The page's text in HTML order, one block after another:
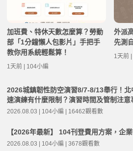
加班費、特休天數怎麼算？勞動
部「1分鐘懶人包影片」手把手
教你用系統輕鬆算！
1天前 | 104小編
外派
先測
1天前
2026城鎮韌性防空演習8/7-8/13舉行！北
速演練有什麼限制？演習時間及管制注意
2026.08.03 | 104小編 | 16462觀看數
【2026年最新】 104刊登費用方案，企
2026.08.03 | 104小編 | 3678觀看數